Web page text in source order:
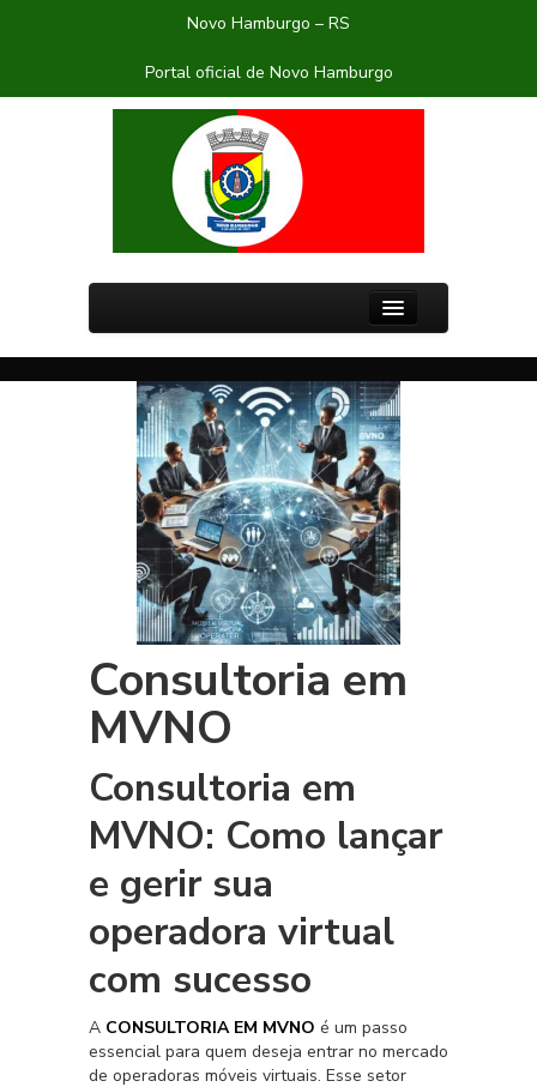
Novo Hamburgo – RS
Portal oficial de Novo Hamburgo
ENTIDADES
SOBRE A CIDADE
BLOG
Consultoria em
MVNO
Consultoria em
MVNO: Como lançar
e gerir sua
operadora virtual
com sucesso
A CONSULTORIA EM MVNO é um passo
essencial para quem deseja entrar no mercado
de operadoras móveis virtuais. Esse setor